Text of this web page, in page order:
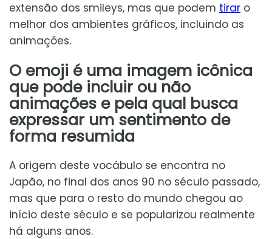
extensão dos smileys, mas que podem tirar o
melhor dos ambientes gráficos, incluindo as
animações.
O emoji é uma imagem icônica
que pode incluir ou não
animações e pela qual busca
expressar um sentimento de
forma resumida
A origem deste vocábulo se encontra no
Japão, no final dos anos 90 no século passado,
mas que para o resto do mundo chegou ao
início deste século e se popularizou realmente
há alguns anos.